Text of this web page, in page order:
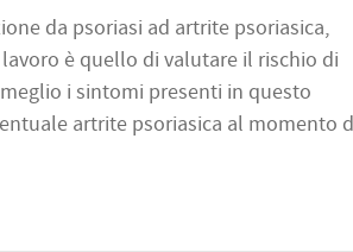
da psoriasi ad artrite psoriasica,
è quello di valutare il rischio di
i sintomi presenti in questo
artrite psoriasica al momento